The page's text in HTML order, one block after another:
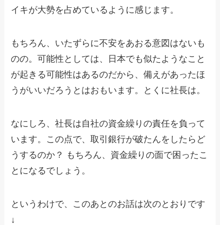
イキが大勢を占めているように感じます。
もちろん、いたずらに不安をあおる意図はないも
のの。可能性としては、日本でも似たようなこと
が起きる可能性はあるのだから、備えがあったほ
うがいいだろうとはおもいます。とくに社長は。
なにしろ、社長は自社の資金繰りの責任を負って
います。この点で、取引銀行が破たんをしたらど
うするのか？ もちろん、資金繰りの面で困ったこ
とになるでしょう。
というわけで、このあとのお話は次のとおりです
↓